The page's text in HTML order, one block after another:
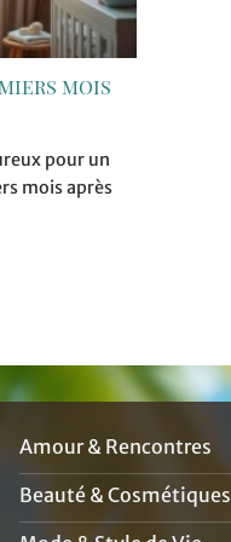
mois
pour un
mois après
Amour & Rencontres
Beauté & Cosmétiques